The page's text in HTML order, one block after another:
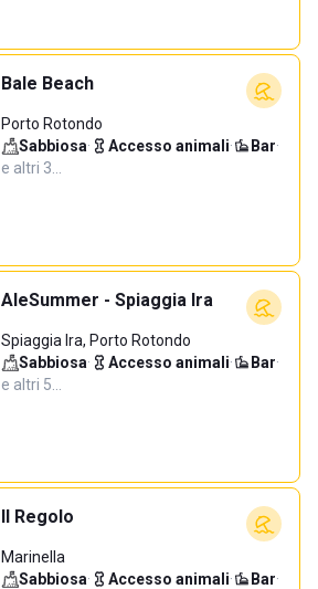
Bale Beach
Porto Rotondo
Sabbiosa· Accesso animali· Bar·
e altri 3…
AleSummer - Spiaggia Ira
Spiaggia Ira, Porto Rotondo
Sabbiosa· Accesso animali· Bar·
e altri 5…
Il Regolo
Marinella
Sabbiosa· Accesso animali· Bar·